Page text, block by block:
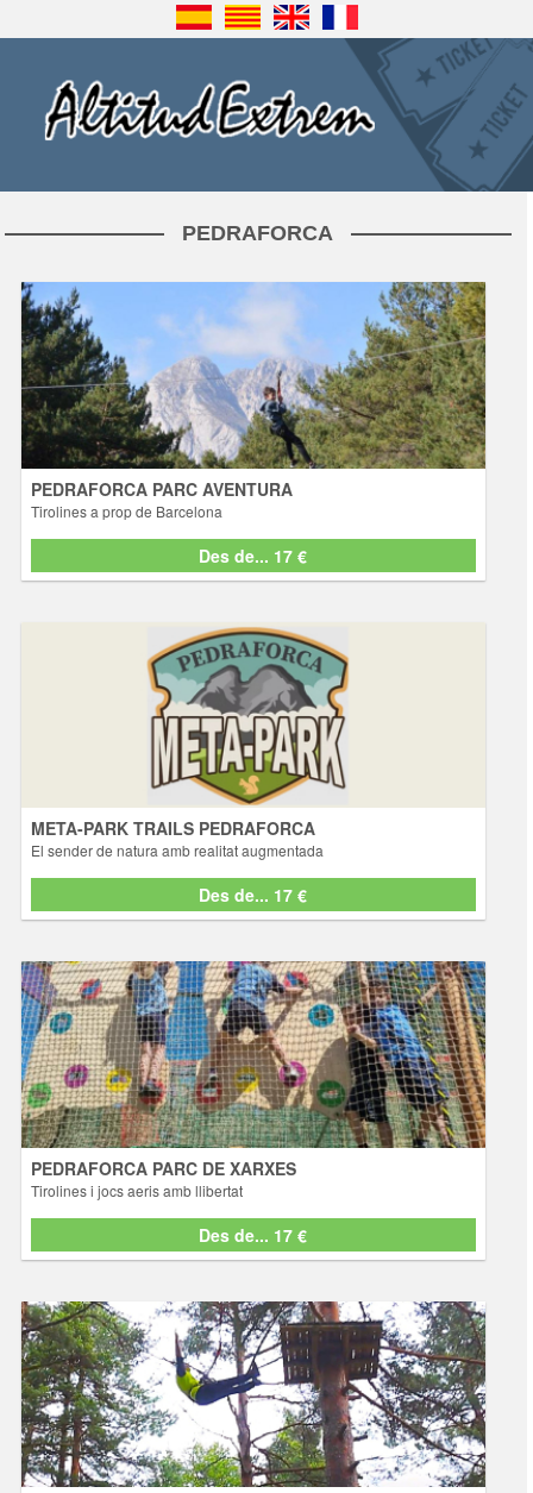
PEDRAFORCA
PEDRAFORCA PARC AVENTURA
Tirolines a prop de Barcelona
Des de... 17 €
PEDRAFORCA PARC AVENTURA
Tirolines a prop de Barcelona
Activitats
Al Pedraforca Parc Aventura us oferim circuits i tirolines per a totes
les edats. Trobareu diverses dificultats en els circuits de tirolines que
són aptes per a tots (de 3 a 100 anys). Pedraforca Parc Aventura,
disposa 8 circuits als arbres, amb tirolines: xarxes, ponts tibetans,
salts de Tarzan i tot ... [+ info]
Des de... 17 €
META-PARK TRAILS PEDRAFORCA
El sender de natura amb realitat augmentada
Des de... 17 €
META-PARK TRAILS PEDRAFORCA
El sender de natura amb realitat augmentada
Meta-Park Trails Pedraforca redefineix l'experiència d'explorar la
naturalesa oferint-vos una experiència inmersiva de la fauna
salvatge de les valls del Pedraforca. Submergeix-te en la fascinant
biodiversitat local, on l'emoció de presenciar animals en el seu hàb
Des de... 17 €
PEDRAFORCA PARC DE XARXES
Tirolines i jocs aeris amb llibertat
Des de... 17 €
PEDRAFORCA PARC DE XARXES
Tirolines i jocs aeris amb llibertat
Activitats
Al Pedraforca Parc de Xarxes, situat a la Pleta de la Vila de Saldes,
podreu gaudir d'un circuit d'aventura i habilitat que farà les delicies
dels més petits. · CIRCUIT DE XARXES, on els infants podran gaudir
de 9 Jocs d'acrobàcies i d'una Tirolina. Tot aix&o ... [+ info]
Des de... 17 €
SALT AL BUIT ADRENALINA
Salta al buit des dels arbres!
Activitats
Trenca els teus límits i salta al buit des de la plataforma d’un arbre a
més de 10mts d’alçada. Salta com vulguis, endavant, endarrere.... i
estigues tranquil, la seguretat està garantida per un sistema anti-
caigudes que et frenarà progressivament despré ... [+ info]